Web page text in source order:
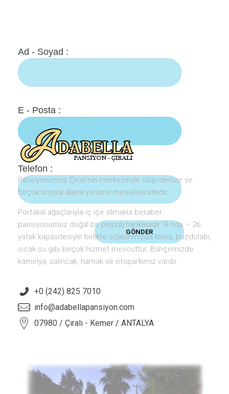
Ad - Soyad :
E - Posta :
Telefon :
Pansiyonumuz Çıralı’nın merkezinde olup denize ve
birçok sosyal alana yürüme mesafesindedir.
Portakal ağaçlarıyla iç içe olmakla beraber
pansiyonumuz doğal bir peyzaj harikasıdır. 9 oda – 26
yatak kapasitesiyle birlikte odalarımızda klima, buzdolabı,
sıcak su gibi birçok hizmet mevcuttur. Bahçemizde
kamelya, salıncak, hamak ve otoparkımız vardır.
+0 (242) 825 7010
info@adabellapansiyon.com
07980 / Çıralı - Kemer / ANTALYA